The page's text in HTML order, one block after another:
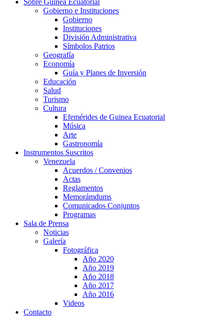
Sobre Guinea Ecuatorial
Gobierno e Instituciones
Gobierno
Instituciones
División Administrativa
Símbolos Patrios
Geografía
Economía
Guía y Planes de Inversión
Educación
Salud
Turismo
Cultura
Efemérides de Guinea Ecuatorial
Música
Arte
Gastronomía
Instrumentos Suscritos
Venezuela
Acuerdos / Convenios
Actas
Reglamentos
Memorámdums
Comunicados Conjuntos
Programas
Sala de Prensa
Noticias
Galería
Fotográfica
Año 2020
Año 2019
Año 2018
Año 2017
Año 2016
Videos
Contacto